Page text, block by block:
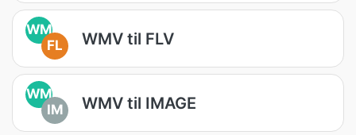
WM
FL
WMV til FLV
WM
IM
WMV til IMAGE